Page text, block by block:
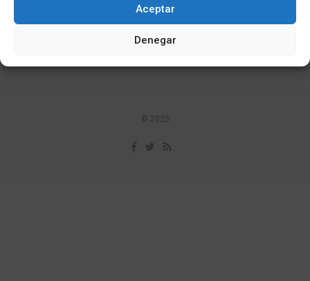
Aceptar
Denegar
Política de cookies
© 2025